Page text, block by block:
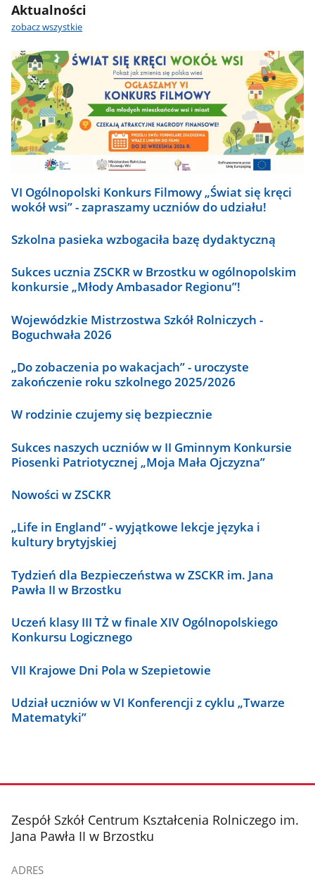
Aktualności
zobacz wszystkie
VI Ogólnopolski Konkurs Filmowy „Świat się kręci
wokół wsi” - zapraszamy uczniów do udziału!
Szkolna pasieka wzbogaciła bazę dydaktyczną
Sukces ucznia ZSCKR w Brzostku w ogólnopolskim
konkursie „Młody Ambasador Regionu”!
Wojewódzkie Mistrzostwa Szkół Rolniczych -
Boguchwała 2026
„Do zobaczenia po wakacjach” - uroczyste
zakończenie roku szkolnego 2025/2026
W rodzinie czujemy się bezpiecznie
Sukces naszych uczniów w II Gminnym Konkursie
Piosenki Patriotycznej „Moja Mała Ojczyzna”
Nowości w ZSCKR
„Life in England” - wyjątkowe lekcje języka i
kultury brytyjskiej
Tydzień dla Bezpieczeństwa w ZSCKR im. Jana
Pawła II w Brzostku
Uczeń klasy III TŻ w finale XIV Ogólnopolskiego
Konkursu Logicznego
VII Krajowe Dni Pola w Szepietowie
Udział uczniów w VI Konferencji z cyklu „Twarze
Matematyki”
stopka
Zespół Szkół Centrum Kształcenia Rolniczego im.
Jana Pawła II w Brzostku
ADRES